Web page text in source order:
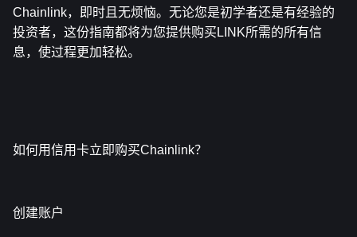
Chainlink，即时且无烦恼。无论您是初学者还是有经验的
投资者，这份指南都将为您提供购买LINK所需的所有信
息，使过程更加轻松。
如何用信用卡立即购买Chainlink？
创建账户